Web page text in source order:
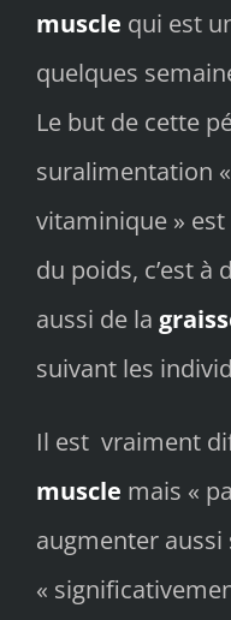
muscle qui est
quelques
Le but de cette
suralimentation
vitaminique »
du poids, c’est à
aussi de la
suivant les
Il est vraiment
muscle mais «
augmenter aussi
«